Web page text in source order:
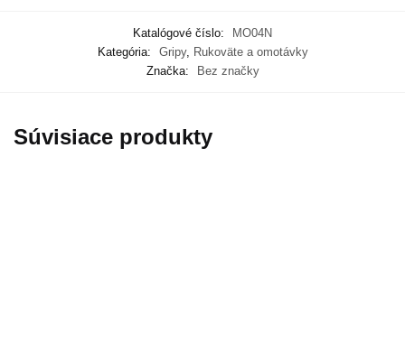
Katalógové číslo:
MO04N
Kategória:
Gripy, Rukoväte a omotávky
Značka:
Bez značky
Súvisiace produkty